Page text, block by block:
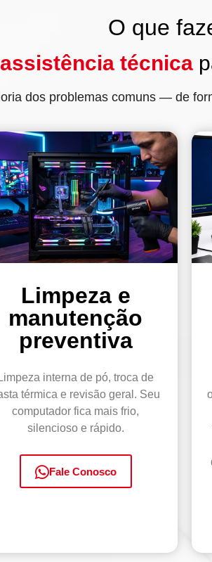
O que
assistência técnica
dos problemas comuns — de
Limpeza e
manutenção
preventiva
Limpeza interna de pó, troca de
térmica e revisão geral. Seu
computador fica mais frio,
silencioso e rápido.
Fale Conosco